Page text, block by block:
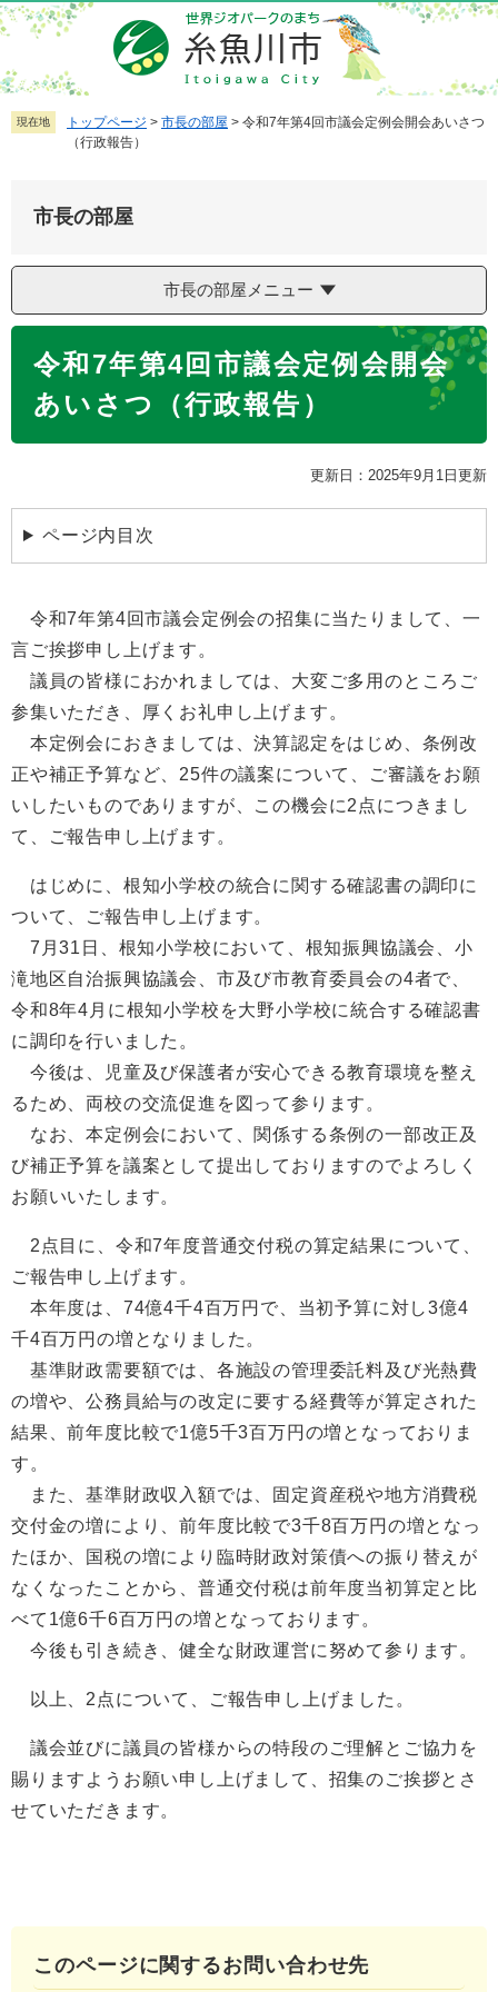
ペ
ー
ジ
の
先
メ
ニ
ュ
ー
を
へ
現在地 トップページ > 市長の部屋 > 令和7年第4回市議会定例会開会あいさつ
（行政報告）
市長の部屋
市長の部屋メニュー
令和7年第4回市議会定例会開会
あいさつ（行政報告）
更新日：2025年9月1日更新
ページ内目次
令和7年第4回市議会定例会の招集に当たりまして、一
言ご挨拶申し上げます。
議員の皆様におかれましては、大変ご多用のところご
参集いただき、厚くお礼申し上げます。
本定例会におきましては、決算認定をはじめ、条例改
正や補正予算など、25件の議案について、ご審議をお願
いしたいものでありますが、この機会に2点につきまし
て、ご報告申し上げます。
はじめに、根知小学校の統合に関する確認書の調印に
ついて、ご報告申し上げます。
7月31日、根知小学校において、根知振興協議会、小
滝地区自治振興協議会、市及び市教育委員会の4者で、
令和8年4月に根知小学校を大野小学校に統合する確認書
に調印を行いました。
今後は、児童及び保護者が安心できる教育環境を整え
るため、両校の交流促進を図って参ります。
なお、本定例会において、関係する条例の一部改正及
び補正予算を議案として提出しておりますのでよろしく
お願いいたします。
2点目に、令和7年度普通交付税の算定結果について、
ご報告申し上げます。
本年度は、74億4千4百万円で、当初予算に対し3億4
千4百万円の増となりました。
基準財政需要額では、各施設の管理委託料及び光熱費
の増や、公務員給与の改定に要する経費等が算定された
結果、前年度比較で1億5千3百万円の増となっておりま
す。
また、基準財政収入額では、固定資産税や地方消費税
交付金の増により、前年度比較で3千8百万円の増となっ
たほか、国税の増により臨時財政対策債への振り替えが
なくなったことから、普通交付税は前年度当初算定と比
べて1億6千6百万円の増となっております。
今後も引き続き、健全な財政運営に努めて参ります。
以上、2点について、ご報告申し上げました。
議会並びに議員の皆様からの特段のご理解とご協力を
賜りますようお願い申し上げまして、招集のご挨拶とさ
せていただきます。
このページに関するお問い合わせ先